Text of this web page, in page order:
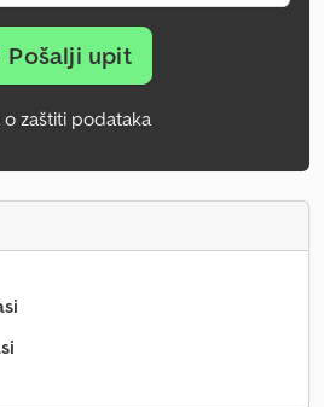
Pošalji upit
o zaštiti podataka